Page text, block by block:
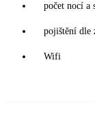
počet nocí a
pojištění dle
Wifi